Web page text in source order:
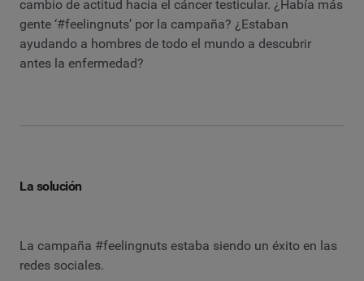
cambio de actitud hacia el cáncer testicular. ¿Había más
gente ‘#feelingnuts’ por la campaña? ¿Estaban
ayudando a hombres de todo el mundo a descubrir
antes la enfermedad?
La solución
La campaña #feelingnuts estaba siendo un éxito en las
redes sociales.